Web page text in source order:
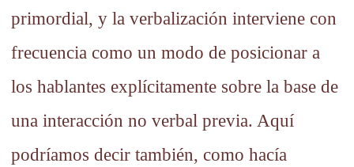
primordial, y la verbalización interviene con
frecuencia como un modo de posicionar a
los hablantes explícitamente sobre la base de
una interacción no verbal previa. Aquí
podríamos decir también, como hacía